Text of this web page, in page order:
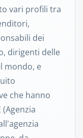
vari profili tra
dei
dirigenti delle
mondo, e
che hanno